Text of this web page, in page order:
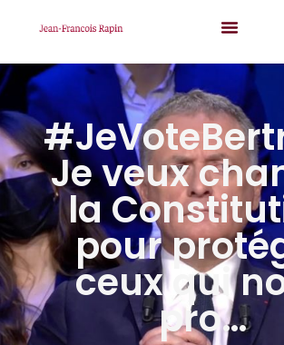
Je veux
la
pour
ceux qui
pro…